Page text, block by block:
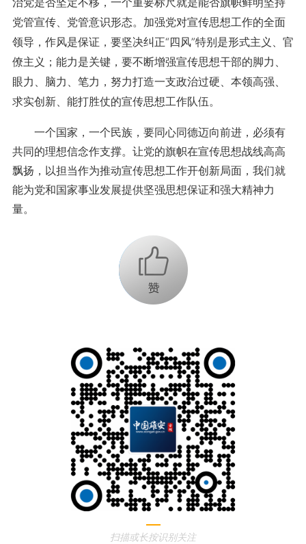
党管宣传、党管意识形态。加强党对宣传思想工作的全面
领导，作风是保证，要坚决纠正“四风”特别是形式主义、官
僚主义；能力是关键，要不断增强宣传思想干部的脚力、
眼力、脑力、笔力，努力打造一支政治过硬、本领高强、
求实创新、能打胜仗的宣传思想工作队伍。
一个国家，一个民族，要同心同德迈向前进，必须有
共同的理想信念作支撑。让党的旗帜在宣传思想战线高高
飘扬，以担当作为推动宣传思想工作开创新局面，我们就
能为党和国家事业发展提供坚强思想保证和强大精神力
量。
+1
扫描或长按识别关注